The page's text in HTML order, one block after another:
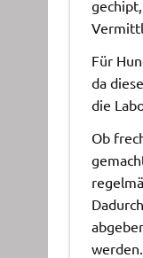
Für
da
die
Ob